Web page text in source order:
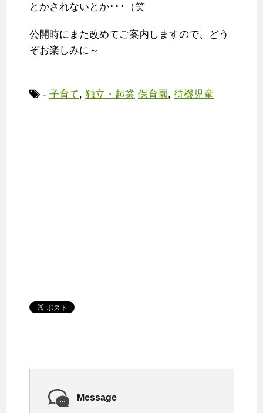
とかされないとか･･･（笑
公開時にまた改めてご案内しますので、どう
ぞお楽しみに～
- 子育て, 独立・起業 保育園, 待機児童
Message